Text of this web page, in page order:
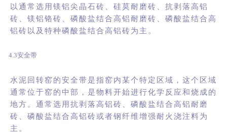
以通常选用镁铝尖晶石砖、硅莫耐磨砖、抗剥落高铝
砖、镁铝铬砖、磷酸盐结合高铝耐磨砖、磷酸盐结合高
铝砖以及特种磷酸盐结合高铝砖为主。
4.3安全带
水泥回转窑的安全带是指窑内某个特定区域，这个区域
通常位于窑的中部，是物料开始进行化学反应和烧成的
地方。通常选用抗剥落高铝砖、磷酸盐结合高铝耐磨
砖、磷酸盐结合高铝砖或者钢纤维增强耐火浇注料为
主。